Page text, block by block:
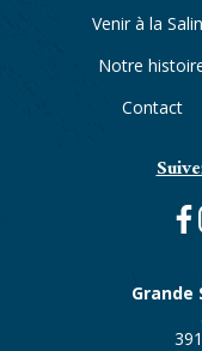
Venir à la
Notre
Contact
Grande